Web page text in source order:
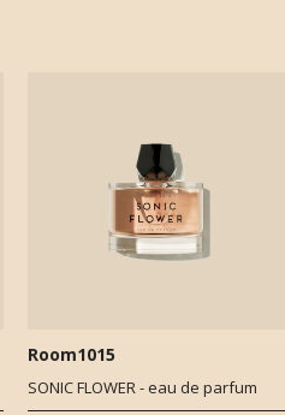
Room1015
SONIC FLOWER - eau de parfum